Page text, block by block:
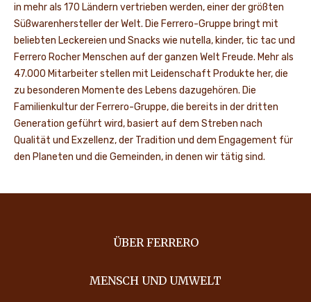
in mehr als 170 Ländern vertrieben werden, einer der größten
Süßwarenhersteller der Welt. Die Ferrero-Gruppe bringt mit
beliebten Leckereien und Snacks wie nutella, kinder, tic tac und
Ferrero Rocher Menschen auf der ganzen Welt Freude. Mehr als
47.000 Mitarbeiter stellen mit Leidenschaft Produkte her, die
zu besonderen Momente des Lebens dazugehören. Die
Familienkultur der Ferrero-Gruppe, die bereits in der dritten
Generation geführt wird, basiert auf dem Streben nach
Qualität und Exzellenz, der Tradition und dem Engagement für
den Planeten und die Gemeinden, in denen wir tätig sind.
ÜBER FERRERO
MENSCH UND UMWELT